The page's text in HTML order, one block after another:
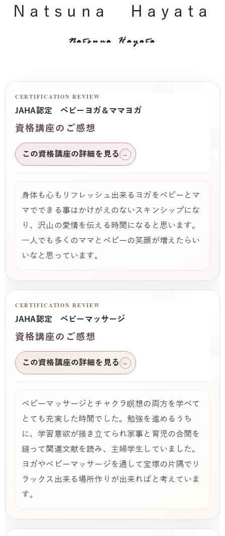
Natsuna Hayata
Natsuna Hayata
CERTIFICATION REVIEW
JAHA認定 ベビーヨガ＆ママヨガ
資格講座のご感想
この資格講座の詳細を見る →
身体も心もリフレッシュ出来るヨガをベビーとマ
マでできる事はかけがえのないスキンシップにな
り、沢山の愛情を伝える時間になると思います。
一人でも多くのママとベビーの笑顔が増えたらい
いなと思っています。
CERTIFICATION REVIEW
JAHA認定 ベビーマッサージ
資格講座のご感想
この資格講座の詳細を見る →
ベビーマッサージとチャクラ瞑想の両方を学べて
とても充実した時間でした。勉強を進めるうち
に、学習意欲が掻き立てられ家事と育児の合間を
縫って関連文献を読み、主婦学生していました。
ヨガやベビーマッサージを通して宝塚の片隅でリ
ラックス出来る場所作りが出来ればと考えていま
す。